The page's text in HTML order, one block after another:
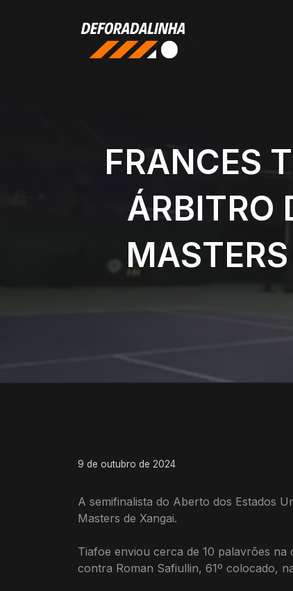
FRANCES
ÁRBITRO
9 de outubro de 2024
A semifinalista do Aberto dos Estados
Masters de Xangai.
Tiafoe enviou cerca de 10 palavrões
contra Roman Safiullin, 61º colocado,